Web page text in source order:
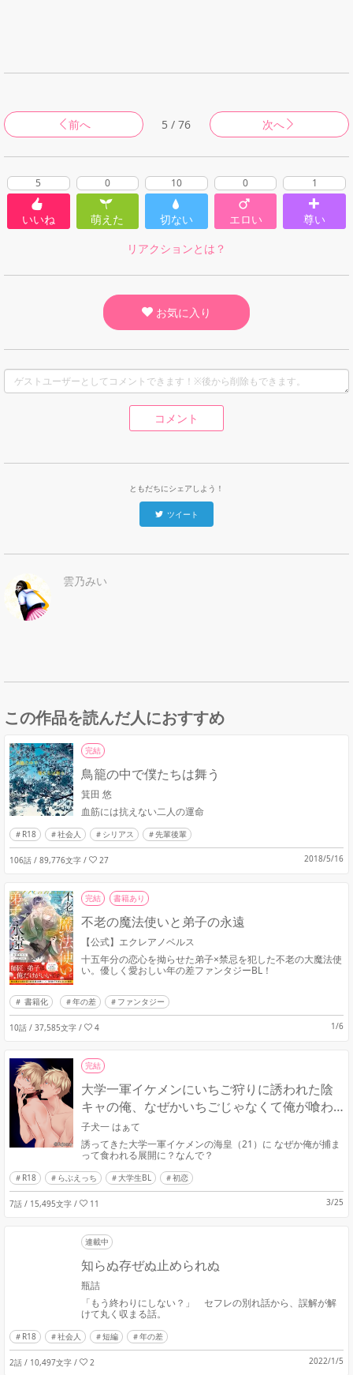
前へ 5 / 76 次へ
5
いいね
0
萌えた
10
切ない
0
エロい
1
尊い
リアクションとは？
お気に入り
コメント
ともだちにシェアしよう！
ツイート
雲乃みい
この作品を読んだ人におすすめ
完結
鳥籠の中で僕たちは舞う
箕田 悠
血筋には抗えない二人の運命
R18 社会人 シリアス 先輩後輩
106話 / 89,776文字 / 27 2018/5/16
完結 書籍あり
不老の魔法使いと弟子の永遠
【公式】エクレアノベルス
十五年分の恋心を拗らせた弟子×禁忌を犯した不老の大魔法使
い。優しく愛おしい年の差ファンタジーBL！
書籍化 年の差 ファンタジー
10話 / 37,585文字 / 4 1/6
完結
大学一軍イケメンにいちご狩りに誘われた陰
キャの俺、なぜかいちごじゃなくて俺が喰わ
れたんだが（？）
子犬一 はぁて
誘ってきた大学一軍イケメンの海皇（21）に なぜか俺が捕ま
って食われる展開に？なんで？
R18 らぶえっち 大学生BL 初恋
7話 / 15,495文字 / 11 3/25
連載中
知らぬ存ぜぬ止められぬ
瓶詰
「もう終わりにしない？」 セフレの別れ話から、誤解が解
けて丸く収まる話。
R18 社会人 短編 年の差
2話 / 10,497文字 / 2 2022/1/5